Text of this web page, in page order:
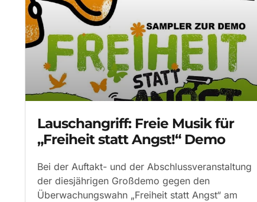
Lauschangriff: Freie Musik für
„Freiheit statt Angst!“ Demo
Bei der Auftakt- und der Abschlussveranstaltung
der diesjährigen Großdemo gegen den
Überwachungswahn „Freiheit statt Angst“ am